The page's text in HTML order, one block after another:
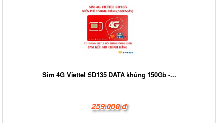
Sim 4G Viettel SD135 DATA khủng 150Gb -...
259.000 đ